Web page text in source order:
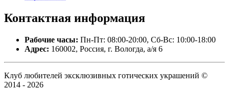
Контактная информация
Рабочие часы: Пн-Пт: 08:00-20:00, Сб-Вс: 10:00-18:00
Адрес: 160002, Россия, г. Вологда, а/я 6
Клуб любителей эксклюзивных готических украшений ©
2014 - 2026